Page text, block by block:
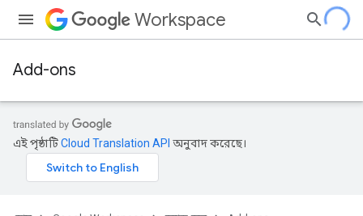
Workspace
Add-ons
এই পৃষ্ঠাটিCloud Translation API অনুবাদ করেছে।